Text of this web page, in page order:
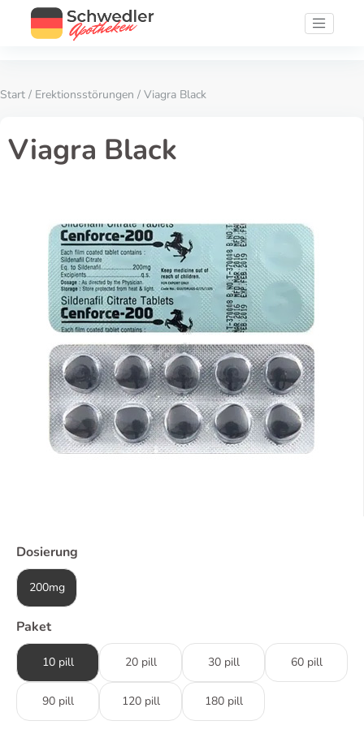
Start / Erektionsstörungen / Viagra Black
Viagra Black
Dosierung
200mg
Paket
10 pill 20 pill 30 pill 60 pill
90 pill 120 pill 180 pill